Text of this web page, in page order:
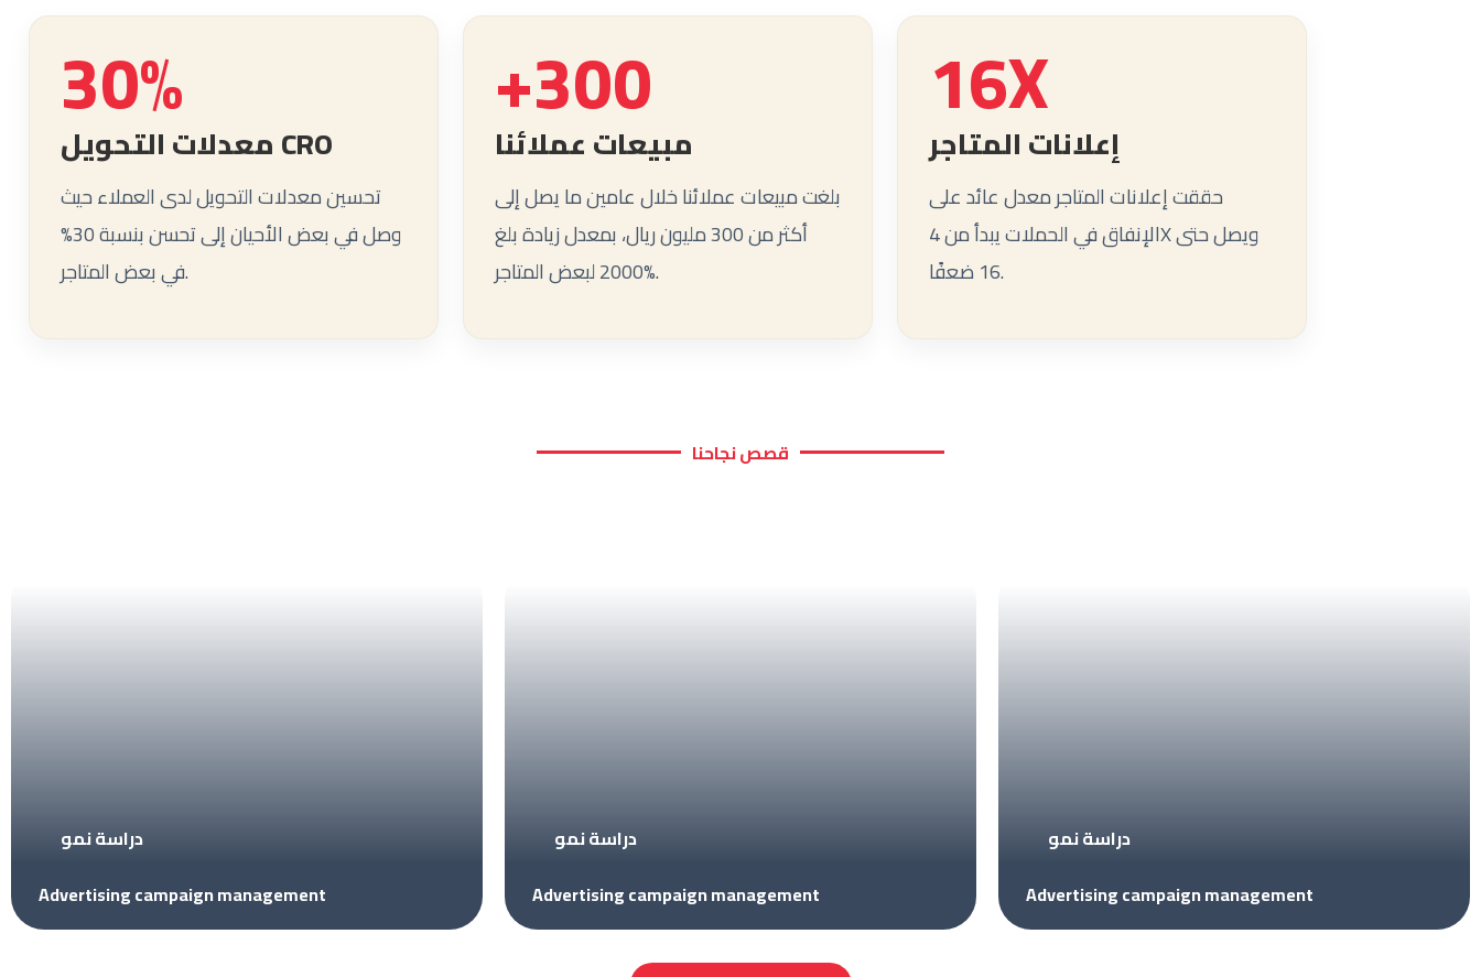
30% معدلات التحويل CRO
تحسين معدلات التحويل لدى العملاء حيث
وصل في بعض الأحيان إلى تحسن بنسبة 30%
في بعض المتاجر.
+300
مبيعات عملائنا
بلغت مبيعات عملائنا خلال عامين ما يصل إلى
أكثر من 300 مليون ريال، بمعدل زيادة بلغ
%2000 لبعض المتاجر.
16X
إعلانات المتاجر
حققت إعلانات المتاجر معدل عائد على
الإنفاق في الحملات يبدأ من 4X ويصل حتى
16 ضعفًا.
قصص نجاحنا
دراسة نمو
Advertising campaign management
دراسة نمو
Advertising campaign management
دراسة نمو
Advertising campaign management